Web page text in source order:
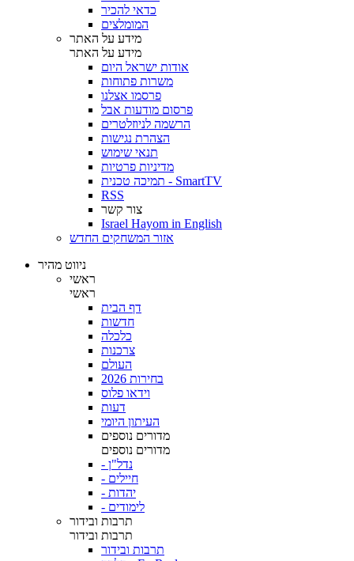
כדאי להכיר
המומלצים
מידע על האתר
מידע על האתר
אודות ישראל היום
משרות פתוחות
פרסמו אצלנו
פרסום מודעות אבל
הרשמה לניוזלטרים
הצהרת נגישות
תנאי שימוש
מדיניות פרטיות
תמיכה טכנית - SmartTV
RSS
צור קשר
Israel Hayom in English
אזור המשחקים החדש
ניווט מהיר
ראשי
ראשי
דף הבית
חדשות
כלכלה
צרכנות
העולם
בחירות 2026
וידאו פלוס
דעות
העיתון היומי
מדורים נוספים
מדורים נוספים
- נדל"ן
- חיילים
- יהדות
- לימודים
תרבות ובידור
תרבות ובידור
תרבות ובידור